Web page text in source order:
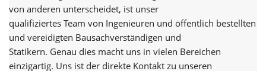
von anderen unterscheidet, ist unser
qualifiziertes Team von Ingenieuren und öffentlich bestellten
und vereidigten Bau­sachverständigen und
Statikern. Genau dies macht uns in vielen Bereichen
einzigartig. Uns ist der direkte Kontakt zu unseren